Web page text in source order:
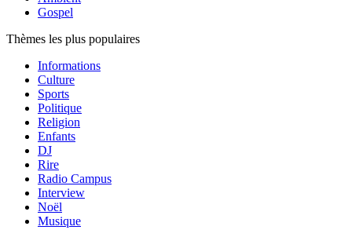
Gospel
Thèmes les plus populaires
Informations
Culture
Sports
Politique
Religion
Enfants
DJ
Rire
Radio Campus
Interview
Noël
Musique